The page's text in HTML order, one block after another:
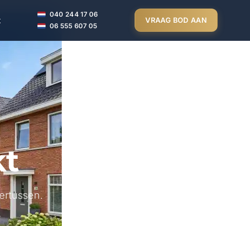
040 244 17 06
06 555 607 05
VRAAG BOD AAN